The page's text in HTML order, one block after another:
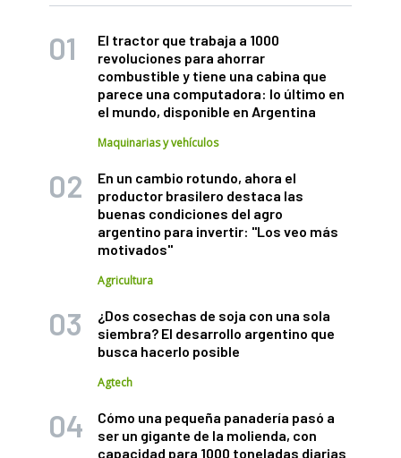
El tractor que trabaja a 1000
revoluciones para ahorrar
combustible y tiene una cabina que
parece una computadora: lo último en
el mundo, disponible en Argentina
Maquinarias y vehículos
En un cambio rotundo, ahora el
productor brasilero destaca las
buenas condiciones del agro
argentino para invertir: "Los veo más
motivados"
Agricultura
¿Dos cosechas de soja con una sola
siembra? El desarrollo argentino que
busca hacerlo posible
Agtech
Cómo una pequeña panadería pasó a
ser un gigante de la molienda, con
capacidad para 1000 toneladas diarias